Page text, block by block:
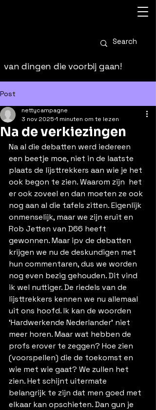
van dingen die voorbij gaan!
Post
Na de verkiezingen
nettycampagne
3 nov 2025 1 minuten om te lezen
Na al die debatten werd iedereen
een beetje moe, niet in de laatste
plaats de lijsttrekkers aan wie je het
ook begon te zien. Waarom zijn  het
er ook zoveel en dan moeten ze ook
nog aan al die tafels zitten. Eigenlijk
onmenselijk, maar we zijn eruit en
Rob Jetten van D66 heeft
gewonnen. Maar ipv de debatten
krijgen we nu de deskundigen met
hun commentaren, dus we worden
nog even bezig gehouden. Dit vind
ik wel nuttiger. De riedels van de
lijsttrekkers kennen we nu allemaal
uit ons hoofd. Ik kan de woorden
‘Hardwerkende Nederlander’ niet
meer horen. Maar wat hebben de
profs erover te zeggen? Hoe zien
(voorspellen) die de toekomst en
wie met wie gaat? We zullen het
zien. Het schijnt uitermate
belangrijk te zijn dat men goed met
elkaar kan opschieten. Dan gun je